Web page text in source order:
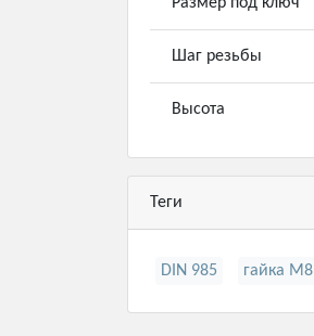
Шаг резьбы
Высота
Теги
DIN 985 гайка М8